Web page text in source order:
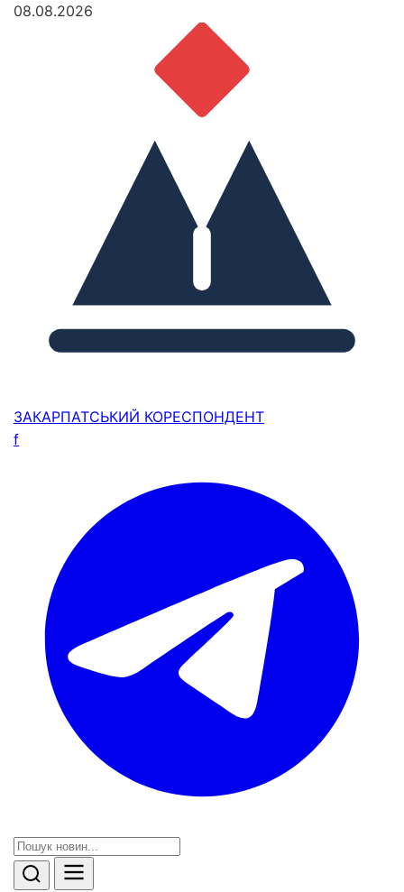
08.08.2026
ЗАКАРПАТСЬКИЙ КОРЕСПОНДЕНТ
f